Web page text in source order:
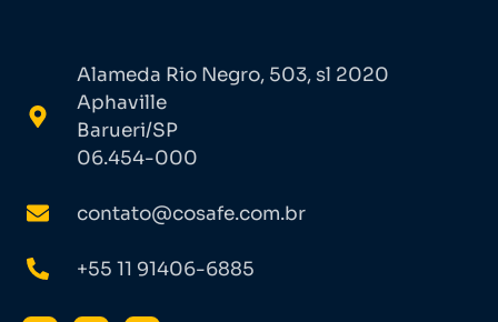
Alameda Rio Negro, 503, sl 2020
Aphaville
Barueri/SP
06.454-000
contato@cosafe.com.br
+55 11 91406-6885